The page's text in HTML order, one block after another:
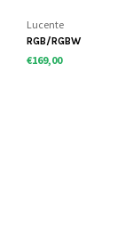
Lucente
RGB/RGBW
afstandsbediening
€169,00